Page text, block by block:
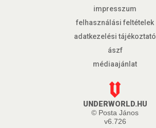
impresszum
felhasználási feltételek
adatkezelési tájékoztató
ászf
médiaajánlat
UNDERWORLD.HU
© Posta János
v6.726